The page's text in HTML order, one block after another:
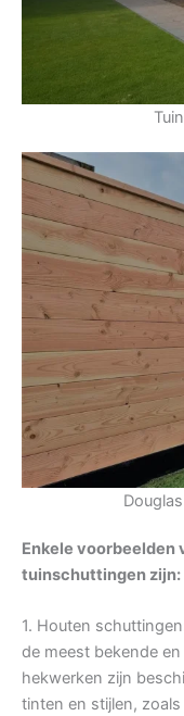
Enkele voorbeelden
tuinschuttingen zijn:
1. Houten
de meest bekende
hekwerken zijn
tinten en stijlen,